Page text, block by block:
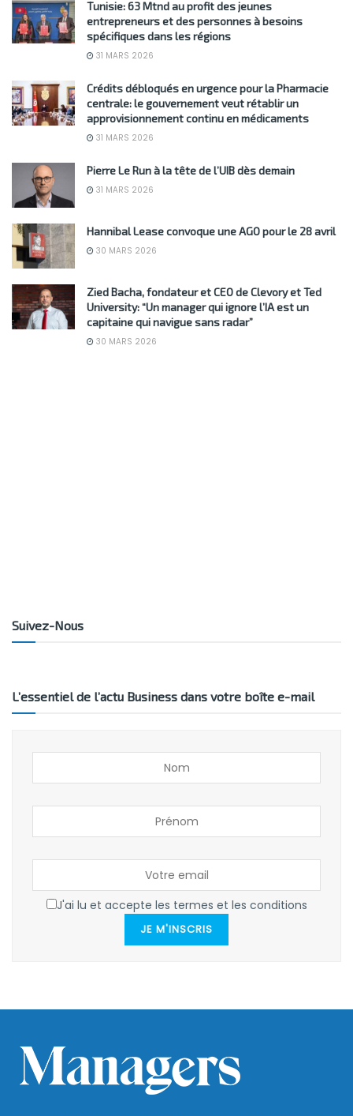
Tunisie: 63 Mtnd au profit des jeunes
entrepreneurs et des personnes à besoins
spécifiques dans les régions
31 MARS 2026
Crédits débloqués en urgence pour la Pharmacie
centrale: le gouvernement veut rétablir un
approvisionnement continu en médicaments
31 MARS 2026
Pierre Le Run à la tête de l’UIB dès demain
31 MARS 2026
Hannibal Lease convoque une AGO pour le 28 avril
30 MARS 2026
Zied Bacha, fondateur et CEO de Clevory et Ted
University: “Un manager qui ignore l’IA est un
capitaine qui navigue sans radar”
30 MARS 2026
Suivez-Nous
L’essentiel de l’actu Business dans votre boîte e-mail
J'ai lu et accepte les termes et les conditions
JE M'INSCRIS